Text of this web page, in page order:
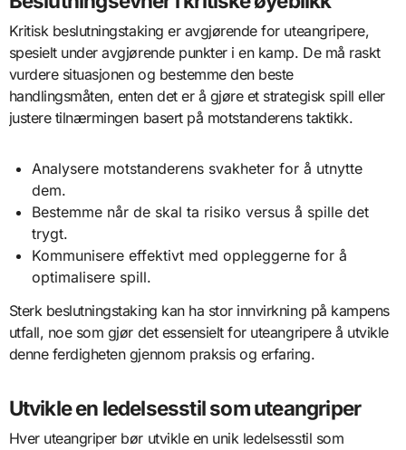
Kritisk beslutningstaking er avgjørende for uteangripere,
spesielt under avgjørende punkter i en kamp. De må raskt
vurdere situasjonen og bestemme den beste
handlingsmåten, enten det er å gjøre et strategisk spill eller
justere tilnærmingen basert på motstanderens taktikk.
Analysere motstanderens svakheter for å utnytte
dem.
Bestemme når de skal ta risiko versus å spille det
trygt.
Kommunisere effektivt med oppleggerne for å
optimalisere spill.
Sterk beslutningstaking kan ha stor innvirkning på kampens
utfall, noe som gjør det essensielt for uteangripere å utvikle
denne ferdigheten gjennom praksis og erfaring.
Utvikle en ledelsesstil som uteangriper
Hver uteangriper bør utvikle en unik ledelsesstil som